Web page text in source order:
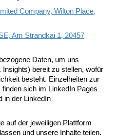
Company, Wilton Place,
Am Strandkai 1, 20457
Daten, um uns
bereit zu stellen, wofür
besteht. Einzelheiten zur
sich im LinkedIn Pages
in der LinkedIn
auf der jeweiligen Plattform
und unsere Inhalte teilen.